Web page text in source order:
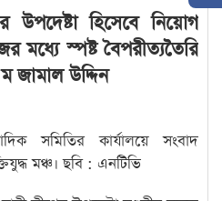
হিসেবে নিয়োগ
মধ্যে স্পষ্ট বৈপরীত্যতৈরি
উদ্দিন
সমিতির কার্যালয়ে সংবাদ
মঞ্চ। ছবি : এনটিভি